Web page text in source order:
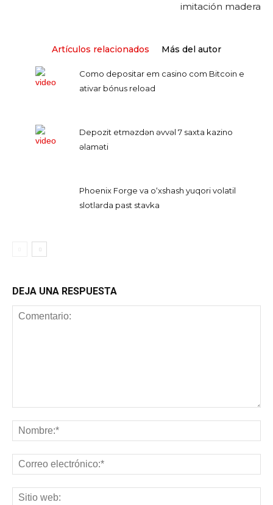
imitación madera
Artículos relacionados Más del autor
Como depositar em casino com Bitcoin e
ativar bónus reload
Depozit etməzdən əvvəl 7 saxta kazino
əlaməti
Phoenix Forge va o‘xshash yuqori volatil
slotlarda past stavka
DEJA UNA RESPUESTA